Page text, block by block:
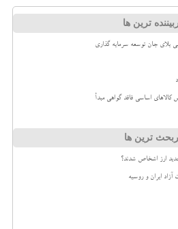
ترین ها
بلای جان توسعه سرمایه گذاری
کالاهای اساسی فاقد گواهی مبدأ
ترین ها
ارز اشخاص شدند؟
آزاد ایران و روسیه